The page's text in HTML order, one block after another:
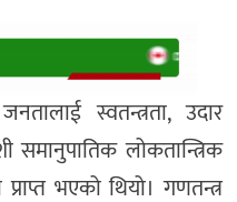
स्वतन्त्रता, उदार
समानुपातिक लोकतान्त्रिक
भएको थियो। गणतन्त्र